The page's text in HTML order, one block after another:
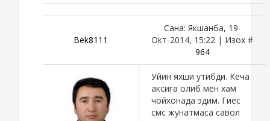
Bek8111
Сана: Якшанба, 19-
Окт-2014, 15:22 | Изох #
964
Уйин яхши утибди. Кеча
аксига олиб мен хам
чойхонада эдим. Гиёс
смс жунатмаса савол